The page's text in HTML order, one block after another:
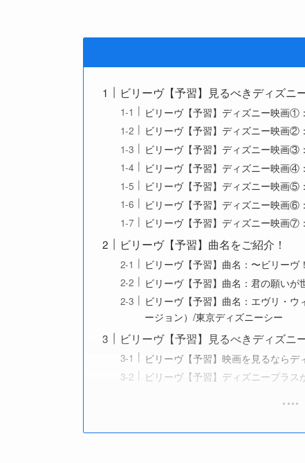
ビリーヴ【予習】見るべきディズニ
ビリーヴ【予習】ディズニー映画①
ビリーヴ【予習】ディズニー映画②
ビリーヴ【予習】ディズニー映画③
ビリーヴ【予習】ディズニー映画④
ビリーヴ【予習】ディズニー映画⑤
ビリーヴ【予習】ディズニー映画⑥
ビリーヴ【予習】ディズニー映画⑦
ビリーヴ【予習】曲名をご紹介！
ビリーヴ【予習】曲名：〜ビリー
ビリーヴ【予習】曲名：君の願いが
ビリーヴ【予習】曲名：エヴリ・
ージョン）/東京ディズニーシー
ビリーヴ【予習】見るべきディズニ
ビリーヴ【予習】映画を見るならデ
ビリーヴ【予習】ディズニープラス